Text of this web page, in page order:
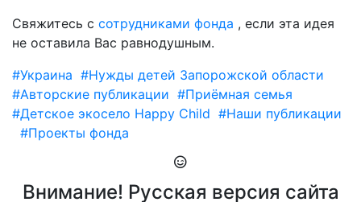
Свяжитесь с сотрудниками фонда , если эта идея
не оставила Вас равнодушным.
#Украина #Нужды детей Запорожской области
#Авторские публикации #Приёмная семья
#Детское экосело Happy Child #Наши публикации
#Проекты фонда
Внимание! Русская версия сайта